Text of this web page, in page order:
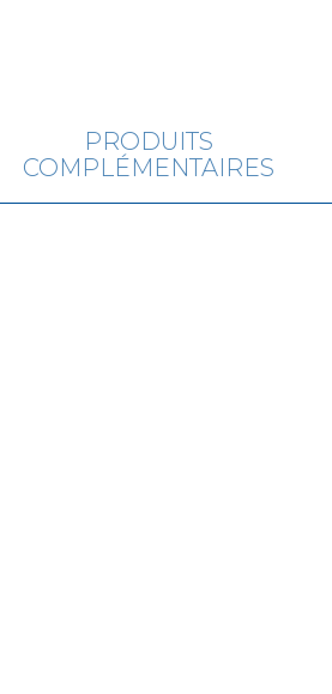
PRODUITS
COMPLÉMENTAIRES